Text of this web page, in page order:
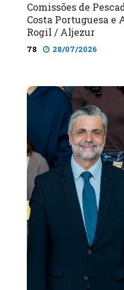
Comissões de
Costa Portuguesa e
Rogil / Aljezur
78 28/07/2026